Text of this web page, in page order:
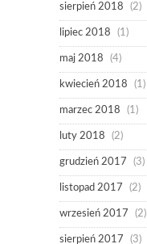
sierpień 2018 (2)
lipiec 2018 (1)
maj 2018 (4)
kwiecień 2018 (1)
marzec 2018 (1)
luty 2018 (2)
grudzień 2017 (3)
listopad 2017 (2)
wrzesień 2017 (2)
sierpień 2017 (3)